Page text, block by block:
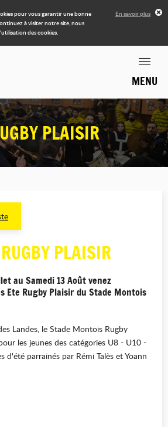
pour vous garantir une bonne
à visiter notre site, nous
des cookies.
En savoir plus
MENU
PLAISIR
PLAISIR
au Samedi 13 Août venez
Ete Rugby Plaisir du Stade Montois
Landes, le Stade Montois Rugby
les jeunes des catégories U8 - U10 -
d'été parrainés par Rémi Talès et Yoann